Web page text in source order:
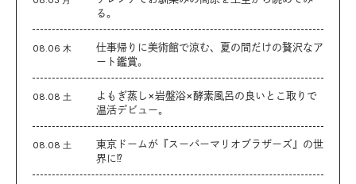
る。
08.06 木
仕事帰りに美術館で涼む、夏の間だけの贅沢なア
ート鑑賞。
08.08 土
よもぎ蒸し×岩盤浴×酵素風呂の良いとこ取りで
温活デビュー。
08.08 土
東京ドームが『スーパーマリオブラザーズ』の世
界に⁉︎